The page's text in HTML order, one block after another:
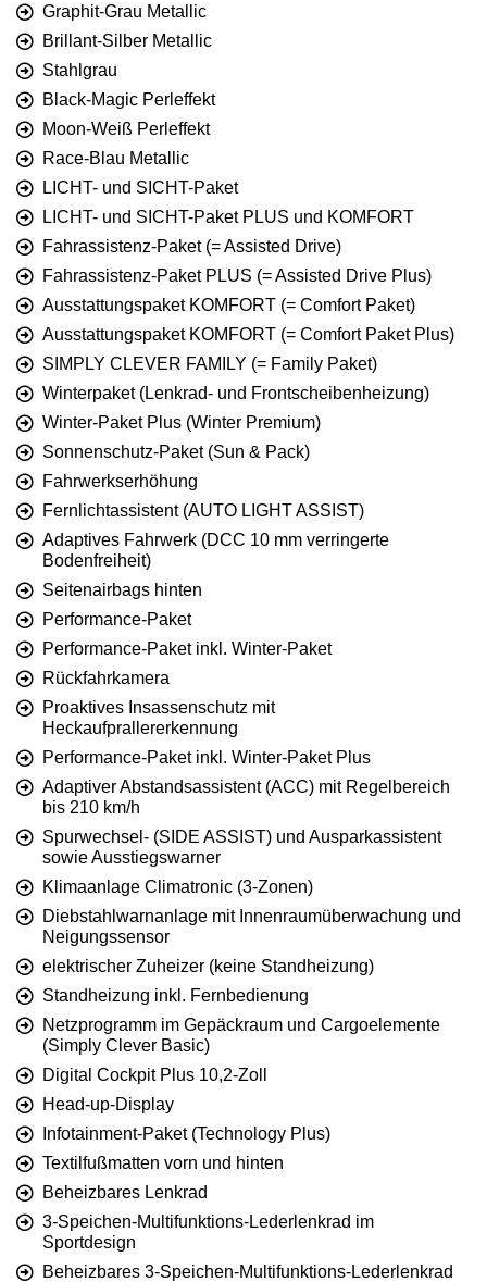
Graphit-Grau Metallic
Brillant-Silber Metallic
Stahlgrau
Black-Magic Perleffekt
Moon-Weiß Perleffekt
Race-Blau Metallic
LICHT- und SICHT-Paket
LICHT- und SICHT-Paket PLUS und KOMFORT
Fahrassistenz-Paket (= Assisted Drive)
Fahrassistenz-Paket PLUS (= Assisted Drive Plus)
Ausstattungspaket KOMFORT (= Comfort Paket)
Ausstattungspaket KOMFORT (= Comfort Paket Plus)
SIMPLY CLEVER FAMILY (= Family Paket)
Winterpaket (Lenkrad- und Frontscheibenheizung)
Winter-Paket Plus (Winter Premium)
Sonnenschutz-Paket (Sun & Pack)
Fahrwerkserhöhung
Fernlichtassistent (AUTO LIGHT ASSIST)
Adaptives Fahrwerk (DCC 10 mm verringerte
Bodenfreiheit)
Seitenairbags hinten
Performance-Paket
Performance-Paket inkl. Winter-Paket
Rückfahrkamera
Proaktives Insassenschutz mit
Heckaufprallererkennung
Performance-Paket inkl. Winter-Paket Plus
Adaptiver Abstandsassistent (ACC) mit Regelbereich
bis 210 km/h
Spurwechsel- (SIDE ASSIST) und Ausparkassistent
sowie Ausstiegswarner
Klimaanlage Climatronic (3-Zonen)
Diebstahlwarnanlage mit Innenraumüberwachung und
Neigungssensor
elektrischer Zuheizer (keine Standheizung)
Standheizung inkl. Fernbedienung
Netzprogramm im Gepäckraum und Cargoelemente
(Simply Clever Basic)
Digital Cockpit Plus 10,2-Zoll
Head-up-Display
Infotainment-Paket (Technology Plus)
Textilfußmatten vorn und hinten
Beheizbares Lenkrad
3-Speichen-Multifunktions-Lederlenkrad im
Sportdesign
Beheizbares 3-Speichen-Multifunktions-Lederlenkrad